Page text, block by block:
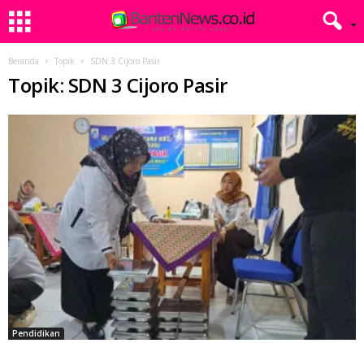
Beranda Topik SDN 3 Cijoro Pasir
Topik: SDN 3 Cijoro Pasir
Pendidikan